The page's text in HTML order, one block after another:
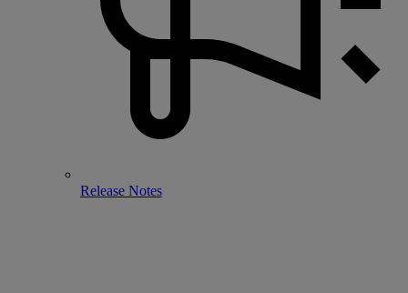
Release Notes